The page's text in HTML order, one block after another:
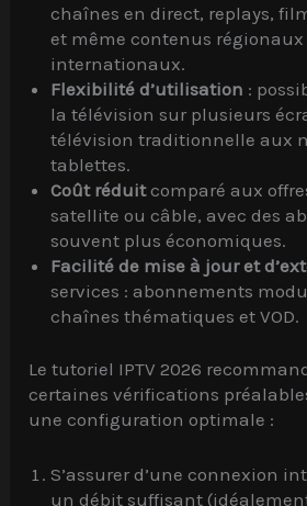
chaînes en direct, replays,
et même contenus régionaux
internationaux.
Flexibilité d’utilisation :
la télévision sur plusieurs
télévision traditionnelle aux
tablettes.
Coût réduitcomparé aux
satellite ou câble, avec des
souvent plus économiques.
Facilité de mise à jour et
services : abonnements
chaînes thématiques et VOD.
Le tutoriel IPTV 2026
certaines vérifications
une configuration optimale :
S’assurer d’une connexion
un débit suffisant